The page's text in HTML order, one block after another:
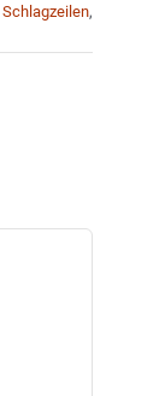
Schlagzeilen,